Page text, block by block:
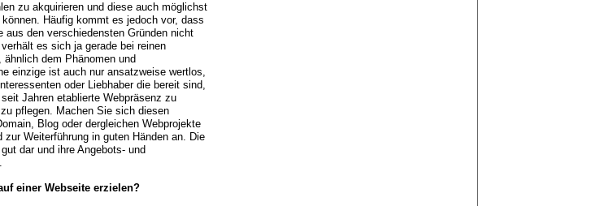
zu akquirieren und diese auch möglichst
Häufig kommt es jedoch vor, dass
aus den verschiedensten Gründen nicht
es sich ja gerade bei reinen
dem Phänomen und
einzige ist auch nur ansatzweise wertlos,
oder Liebhaber die bereit sind,
Jahren etablierte Webpräsenz zu
pflegen. Machen Sie sich diesen
Blog oder dergleichen Webprojekte
Weiterführung in guten Händen an. Die
dar und ihre Angebots- und
einer Webseite erzielen?